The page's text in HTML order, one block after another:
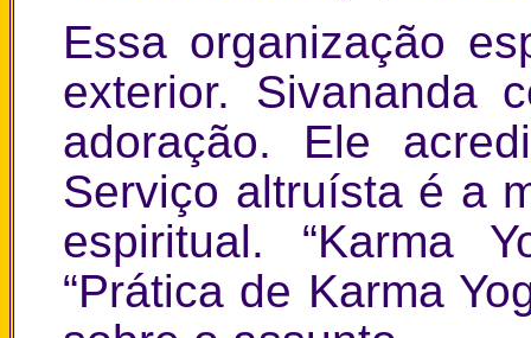
Essa organização
exterior. Sivananda
adoração. Ele
Serviço altruísta é a
espiritual. “Karma
“Prática de Karma